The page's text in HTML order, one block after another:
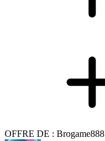
OFFRE DE : Brogame888